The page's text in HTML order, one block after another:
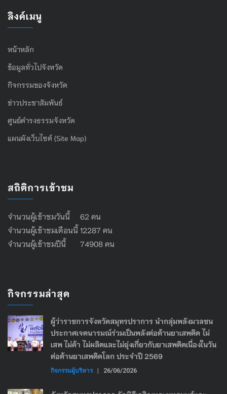
ลิงค์เมนู
หน้าหลัก
ข้อมูลทั่วไปจังหวัด
กิจกรรมของจังหวัด
ข่าวประชาสัมพันธ์
ศูนย์ดำรงธรรมจังหวัด
แผนผังเว็บไซต์ (Site Map)
สถิติการเข้าชม
จำนวนผู้เข้าชมวันนี้ 62 คน
จำนวนผู้เข้าชมเดือนนี้ 12287 คน
จำนวนผู้เข้าชมปีนี้ 74908 คน
กิจกรรมล่าสุด
ผู้ว่าราชการจังหวัดสมุทรปราการ นำกลุ่มพลังมวลชน
ประกาศเจตนารมณ์ร่วมเป็นพลังต่อต้านยาเสพติด ไม่
เสพ ไม่ค้า ไม่ผลิตและไม่ยุ่งเกี่ยวกับยาเสพติดเนื่องในวัน
ต่อต้านยาเสพติดโลก ประจำปี 2569
กิจกรรมผู้บริหาร | 26/06/2026